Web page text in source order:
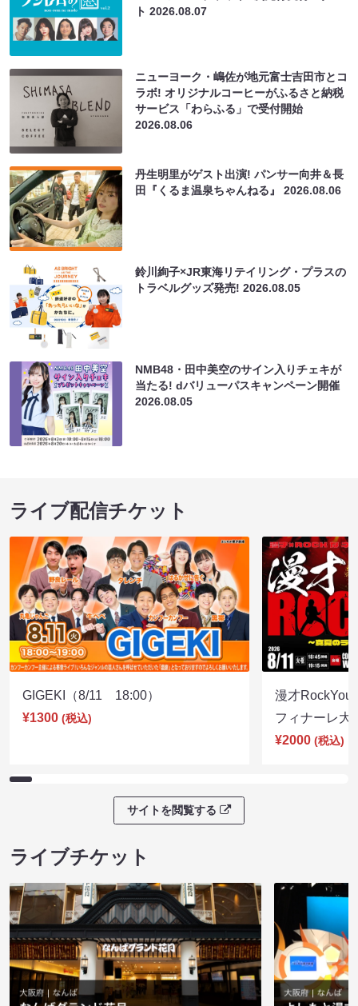
ト2026.08.07
ニューヨーク・嶋佐が地元富士吉田市とコ
ラボ! オリジナルコーヒーがふるさと納税
サービス「わらふる」で受付開始
2026.08.06
丹生明里がゲスト出演! パンサー向井＆長
田『くるま温泉ちゃんねる』2026.08.06
鈴川絢子×JR東海リテイリング・プラスの
トラベルグッズ発売!2026.08.05
NMB48・田中美空のサイン入りチェキが
当たる! dバリューパスキャンペーン開催
2026.08.05
ライブ配信チケット
GIGEKI（8/11 18:00）
¥1300 (税込)
漫才RockYou
フィナーレ
¥2000 (税込)
サイトを閲覧する
ライブチケット